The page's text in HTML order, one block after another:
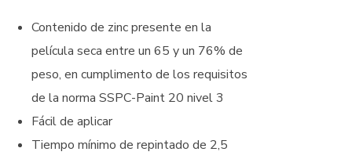
Contenido de zinc presente en la
película seca entre un 65 y un 76% de
peso, en cumplimento de los requisitos
de la norma SSPC-Paint 20 nivel 3
Fácil de aplicar
Tiempo mínimo de repintado de 2,5